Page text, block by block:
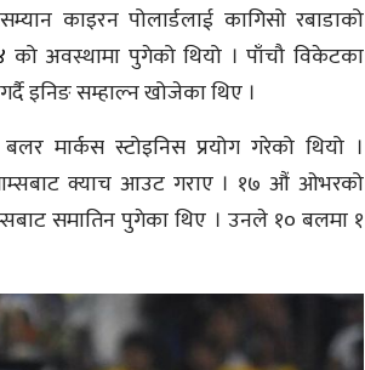
काइरन पोलार्डलाई कागिसो रबाडाको
को अवस्थामा पुगेको थियो । पाँचौ विकेटका
इनिङ सम्हाल्न खोजेका थिए ।
मार्कस स्टोइनिस प्रयोग गरेको थियो ।
क्याच आउट गराए । १७ औं ओभरको
समातिन पुगेका थिए । उनले १० बलमा १